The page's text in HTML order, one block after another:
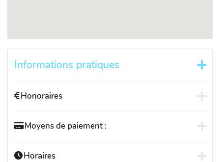
Informations pratiques
Honoraires
Moyens de paiement :
Horaires